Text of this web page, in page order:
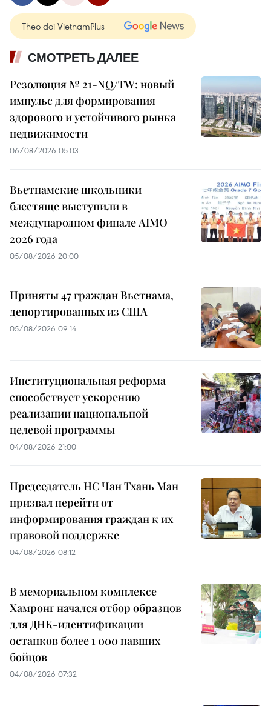
Theo dõi VietnamPlus
СМОТРЕТЬ ДАЛЕЕ
Резолюция № 21-NQ/TW: новый
импульс для формирования
здорового и устойчивого рынка
недвижимости
06/08/2026 05:03
Вьетнамские школьники
блестяще выступили в
международном финале AIMO
2026 года
05/08/2026 20:00
Приняты 47 граждан Вьетнама,
депортированных из США
05/08/2026 09:14
Институциональная реформа
способствует ускорению
реализации национальной
целевой программы
04/08/2026 21:00
Председатель НС Чан Тхань Ман
призвал перейти от
информирования граждан к их
правовой поддержке
04/08/2026 08:12
В мемориальном комплексе
Хамронг начался отбор образцов
для ДНК-идентификации
останков более 1 000 павших
бойцов
04/08/2026 07:32